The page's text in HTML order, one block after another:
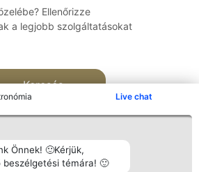
Live chat
Önnek! 🙂Kérjük,
témára! 🙂
Ellenőrizze
a legjobb szolgáltatásokat
Keresés